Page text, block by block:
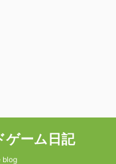
ゲーム日記
blog